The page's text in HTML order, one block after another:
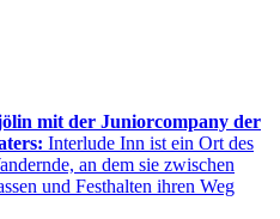
mit der Juniorcompany der
Interlude Inn ist ein Ort des
an dem sie zwischen
und Festhalten ihren Weg